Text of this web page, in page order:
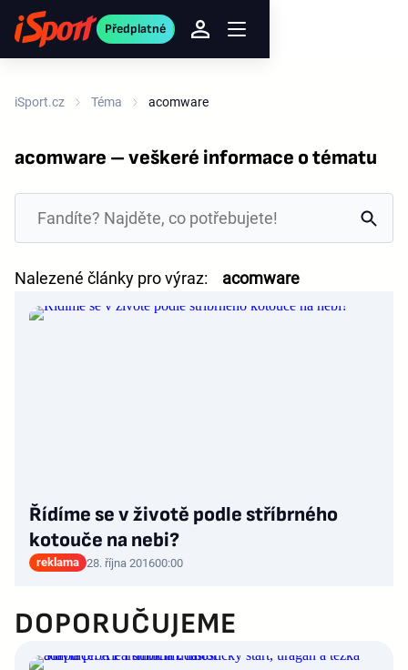
Předplatné
iSport.cz Téma acomware
acomware – veškeré informace o tématu
Nalezené články pro výraz: acomware
Řídíme se v životě podle stříbrného
kotouče na nebi?
reklama 28. října 201600:00
DOPORUČUJEME